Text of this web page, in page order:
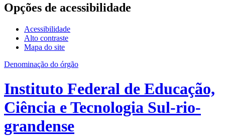
Opções de acessibilidade
Acessibilidade
Alto contraste
Mapa do site
Denominação do órgão
Instituto Federal de Educação,
Ciência e Tecnologia Sul-rio-
grandense